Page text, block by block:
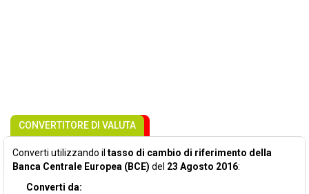
CONVERTITORE DI VALUTA
Converti utilizzando il tasso di cambio di riferimento della
Banca Centrale Europea (BCE) del 23 Agosto 2016:
Converti da: